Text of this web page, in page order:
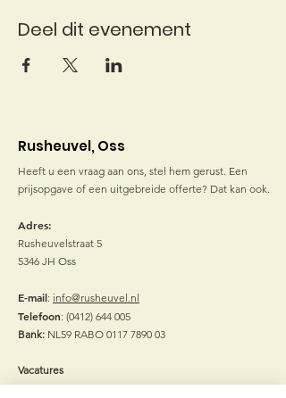
Deel dit evenement
Rusheuvel, Oss
Heeft u een vraag aan ons, stel hem gerust. Een
prijsopgave of een uitgebreide offerte? Dat kan ook.
Adres:
Rusheuvelstraat 5
5346 JH Oss
E-mail: info@rusheuvel.nl
Telefoon: (0412) 644 005
Bank: NL59 RABO 0117 7890 03
Vacatures